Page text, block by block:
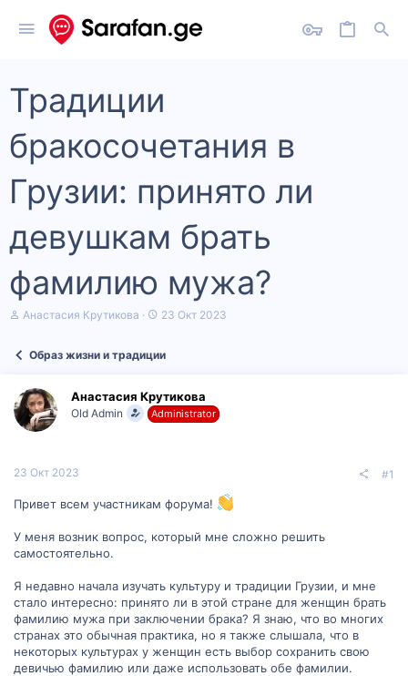
Традиции
бракосочетания в
Грузии: принято ли
девушкам брать
фамилию мужа?
А
т
е
м
ы
Анастасия Крутикова
Д
а
ч
а
23 Окт 2023
Образ жизни и традиции
Анастасия Крутикова
Old Admin Administrator
23 Окт 2023 #1
Привет всем участникам форума!
У меня возник вопрос, который мне сложно решить
самостоятельно.
Я недавно начала изучать культуру и традиции Грузии, и мне
стало интересно: принято ли в этой стране для женщин брать
фамилию мужа при заключении брака? Я знаю, что во многих
странах это обычная практика, но я также слышала, что в
некоторых культурах у женщин есть выбор сохранить свою
девичью фамилию или даже использовать обе фамилии.